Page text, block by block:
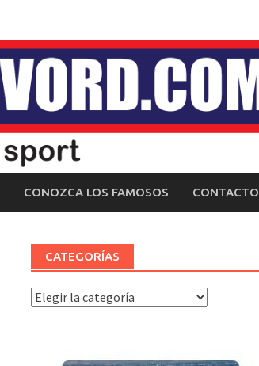
CONOZCA LOS FAMOSOS CONTACTO
CATEGORÍAS
Categorías